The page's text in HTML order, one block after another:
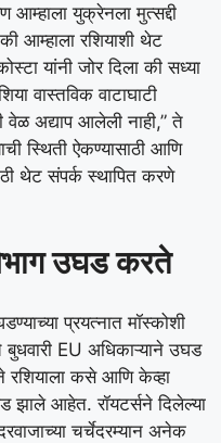
आम्हाला युक्रेनला मुत्सद्दी
आम्हाला रशियाशी थेट
यांनी जोर दिला की सध्या
वास्तविक वाटाघाटी
वेळ अद्याप आलेली नाही,” ते
स्थिती ऐकण्यासाठी आणि
थेट संपर्क स्थापित करणे
उघड करते
प्रयत्नात मॉस्कोशी
बुधवारी EU अधिकाऱ्याने उघड
रशियाला कसे आणि केव्हा
आहेत. रॉयटर्सने दिलेल्या
चर्चेदरम्यान अनेक